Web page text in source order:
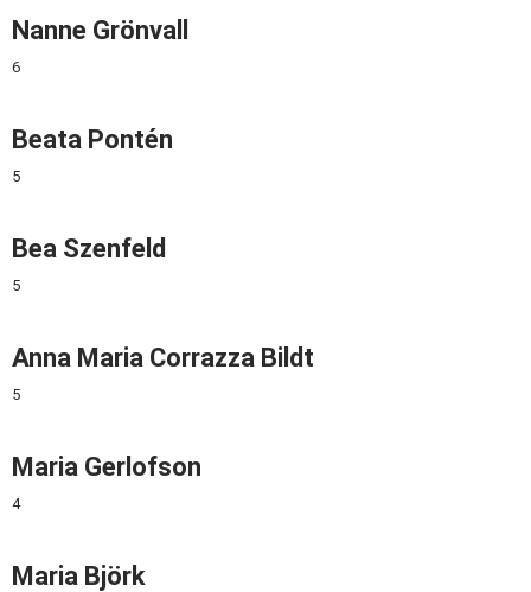
Nanne Grönvall
6
Beata Pontén
5
Bea Szenfeld
5
Anna Maria Corrazza Bildt
5
Maria Gerlofson
4
Maria Björk